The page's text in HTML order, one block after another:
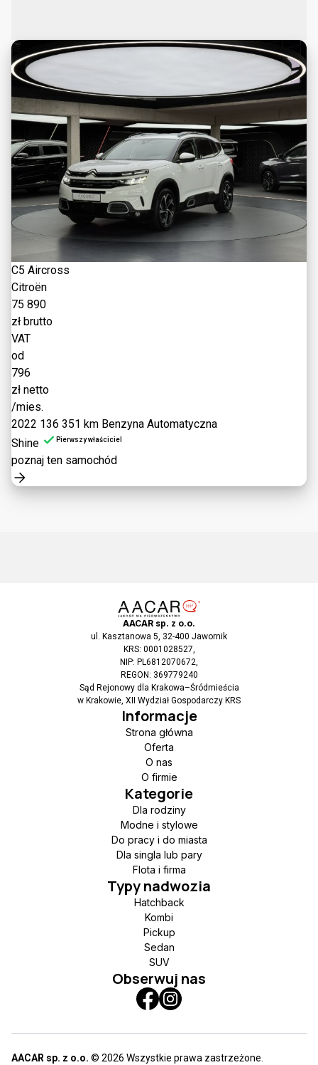
C5 Aircross
Citroën
75 890
zł brutto
VAT
od
796
zł netto
/mies.
2022 136 351 km Benzyna Automatyczna
Shine
Pierwszy właściciel
poznaj ten samochód
AACAR sp. z o.o.
ul. Kasztanowa 5, 32-400 Jawornik
KRS: 0001028527,
NIP: PL6812070672,
REGON: 369779240
Sąd Rejonowy dla Krakowa–Śródmieścia
w Krakowie, XII Wydział Gospodarczy KRS
Informacje
Strona główna
Oferta
O nas
O firmie
Kategorie
Dla rodziny
Modne i stylowe
Do pracy i do miasta
Dla singla lub pary
Flota i firma
Typy nadwozia
Hatchback
Kombi
Pickup
Sedan
SUV
Obserwuj nas
AACAR sp. z o.o. © 2026 Wszystkie prawa zastrzeżone.